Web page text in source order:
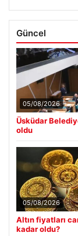
Güncel
05/08/2026
Üsküdar
oldu
05/08/2026
Altın fiyatları
kadar oldu?